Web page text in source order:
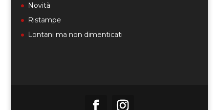
Novità
Ristampe
Lontani ma non dimenticati